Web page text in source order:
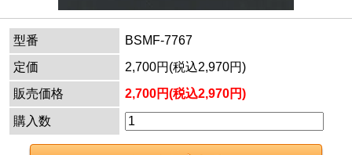
型番
BSMF-7767
定価
2,700円(税込2,970円)
販売価格
2,700円(税込2,970円)
購入数